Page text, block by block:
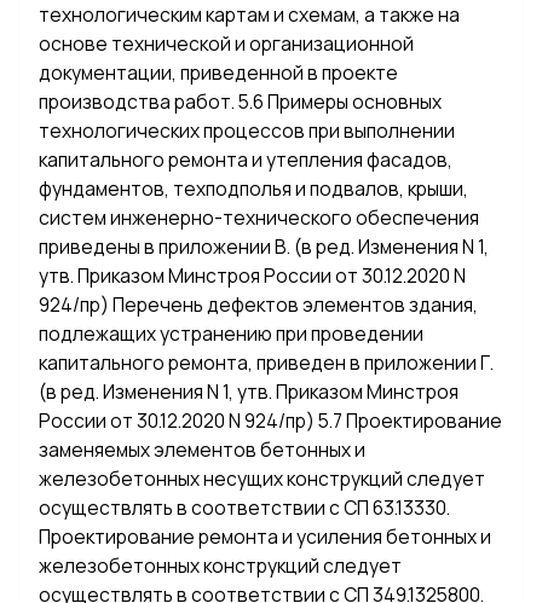
технологическим картам и схемам, а также на
основе технической и организационной
документации, приведенной в проекте
производства работ. 5.6 Примеры основных
технологических процессов при выполнении
капитального ремонта и утепления фасадов,
фундаментов, техподполья и подвалов, крыши,
систем инженерно-технического обеспечения
приведены в приложении В. (в ред. Изменения N 1,
утв. Приказом Минстроя России от 30.12.2020 N
924/пр) Перечень дефектов элементов здания,
подлежащих устранению при проведении
капитального ремонта, приведен в приложении Г.
(в ред. Изменения N 1, утв. Приказом Минстроя
России от 30.12.2020 N 924/пр) 5.7 Проектирование
заменяемых элементов бетонных и
железобетонных несущих конструкций следует
осуществлять в соответствии с СП 63.13330.
Проектирование ремонта и усиления бетонных и
железобетонных конструкций следует
осуществлять в соответствии с СП 349.1325800.